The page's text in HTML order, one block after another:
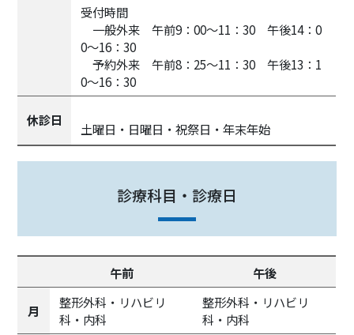
受付時間
一般外来 午前9：00～11：30 午後14：0
0～16：30
予約外来 午前8：25～11：30 午後13：1
0～16：30
休診日
土曜日・日曜日・祝祭日・年末年始
診療科目・診療日
午前 午後
月
整形外科・リハビリ
科・内科
整形外科・リハビリ
科・内科